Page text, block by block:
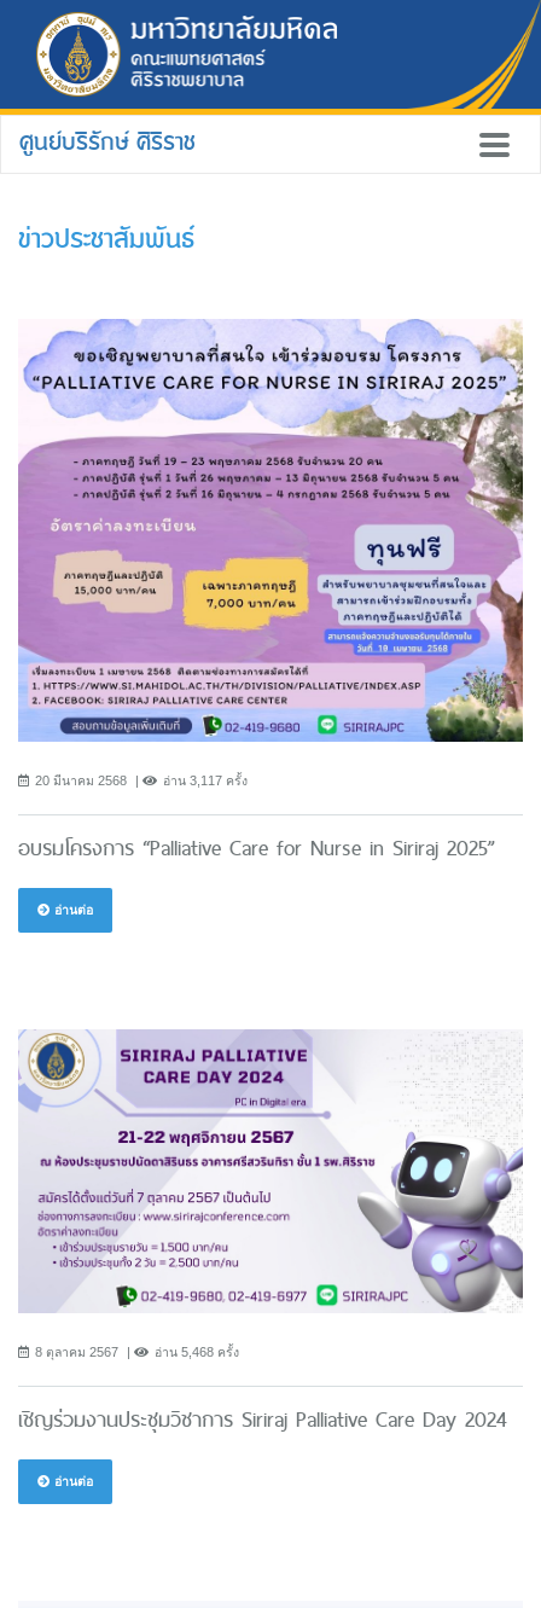
ศูนย์บริรักษ์ ศิริราช
ข่าวประชาสัมพันธ์
20 มีนาคม 2568 อ่าน 3,117 ครั้ง
อบรมโครงการ “Palliative Care for Nurse in Siriraj 2025”
อ่านต่อ
8 ตุลาคม 2567 อ่าน 5,468 ครั้ง
เชิญร่วมงานประชุมวิชาการ Siriraj Palliative Care Day 2024
อ่านต่อ